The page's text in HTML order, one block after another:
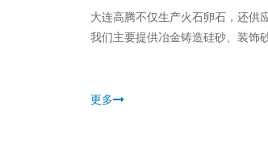
大连高腾不仅生产火石卵石，还供
我们主要提供冶金铸造硅砂、装饰
更多